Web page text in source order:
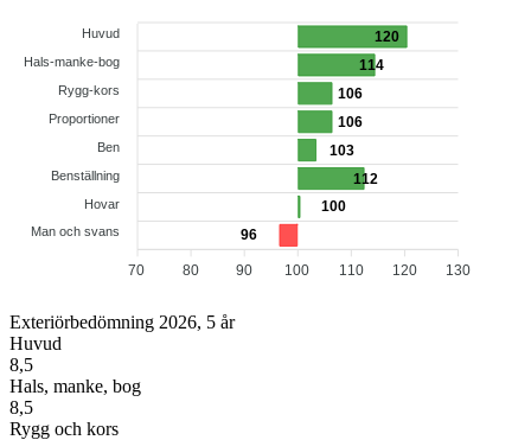
120
114
106
106
103
112
100
96
Huvud
Hals-manke-bog
Rygg-kors
Proportioner
Ben
Benställning
Hovar
Man och svans
130
120
110
100
90
80
70
Exteriörbedömning 2026, 5 år
Huvud
8,5
Hals, manke, bog
8,5
Rygg och kors